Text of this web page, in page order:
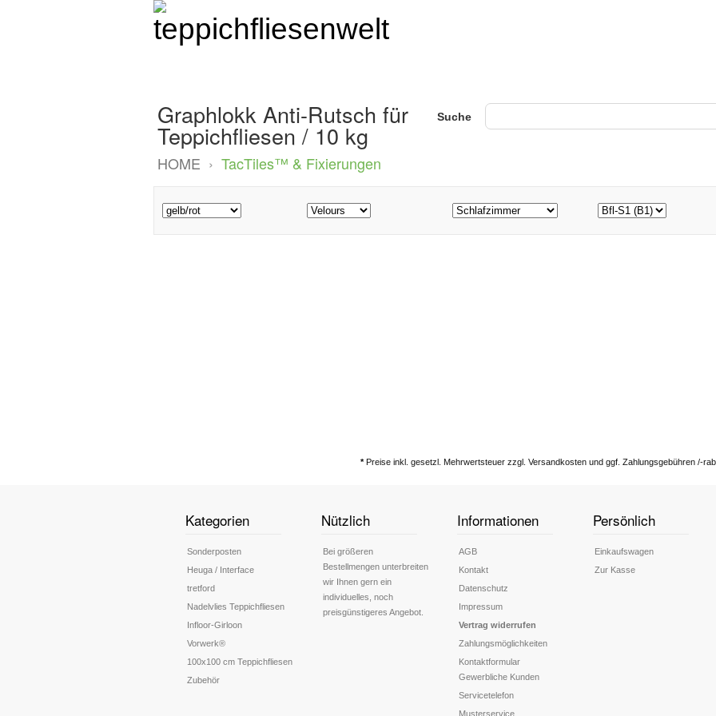
Graphlokk Anti-Rutsch für
Teppichfliesen / 10 kg
Suche
HOME › TacTiles™ & Fixierungen
*Preise inkl. gesetzl. Mehrwertsteuer zzgl. Versandkosten und ggf. Zahlungsgebühren /-
Kategorien
Sonderposten
Heuga / Interface
tretford
Nadelvlies Teppichfliesen
Infloor-Girloon
Vorwerk®
100x100 cm Teppichfliesen
Zubehör
Nützlich
Bei größeren
Bestellmengen unterbreiten
wir Ihnen gern ein
individuelles, noch
preisgünstigeres Angebot.
Informationen
AGB
Kontakt
Datenschutz
Impressum
Vertrag widerrufen
Zahlungsmöglichkeiten
Kontaktformular
Gewerbliche Kunden
Servicetelefon
Musterservice
Persönlich
Einkaufswagen
Zur Kasse